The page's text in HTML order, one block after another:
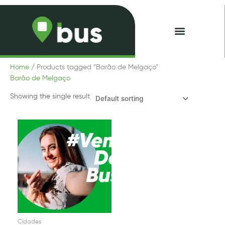
Skip
Home / Products tagged “Barão de Melgaço”
Barão de Melgaço
Showing the single result
Cidades